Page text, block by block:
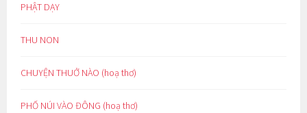
PHẬT DẠY
THU NON
CHUYỆN THUỞ NÀO (hoạ thơ)
PHỐ NÚI VÀO ĐÔNG (hoạ thơ)